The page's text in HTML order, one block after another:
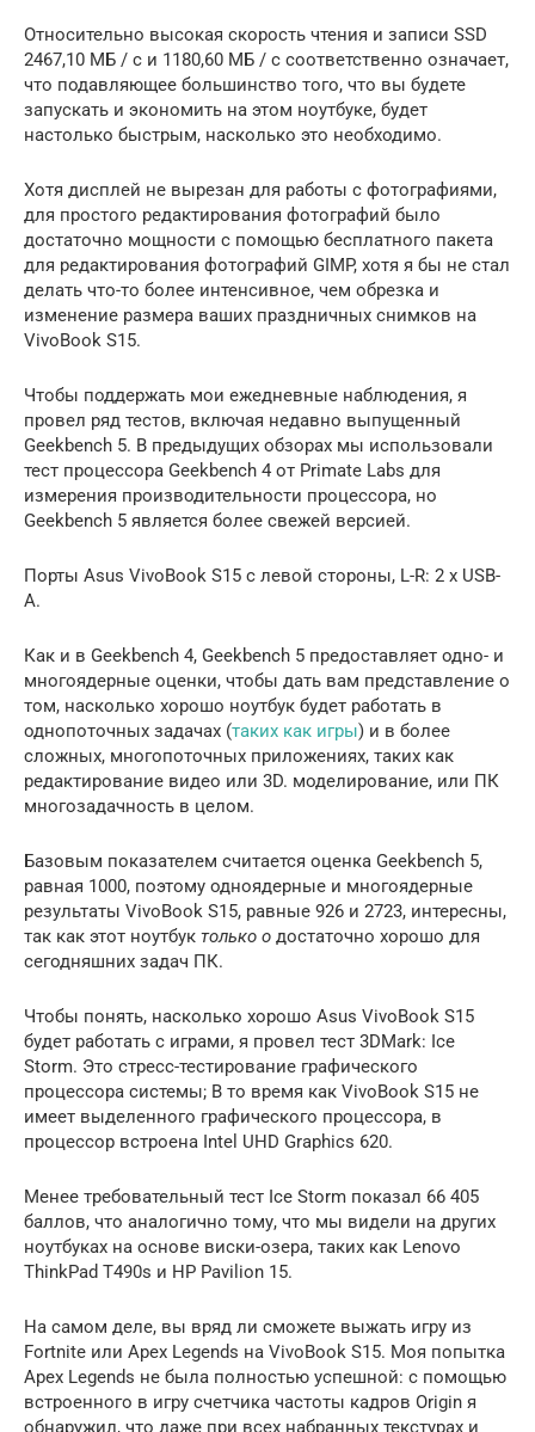
Относительно высокая скорость чтения и записи SSD
2467,10 МБ / с и 1180,60 МБ / с соответственно означает,
что подавляющее большинство того, что вы будете
запускать и экономить на этом ноутбуке, будет
настолько быстрым, насколько это необходимо.
Хотя дисплей не вырезан для работы с фотографиями,
для простого редактирования фотографий было
достаточно мощности с помощью бесплатного пакета
для редактирования фотографий GIMP, хотя я бы не стал
делать что-то более интенсивное, чем обрезка и
изменение размера ваших праздничных снимков на
VivoBook S15.
Чтобы поддержать мои ежедневные наблюдения, я
провел ряд тестов, включая недавно выпущенный
Geekbench 5. В предыдущих обзорах мы использовали
тест процессора Geekbench 4 от Primate Labs для
измерения производительности процессора, но
Geekbench 5 является более свежей версией.
Порты Asus VivoBook S15 с левой стороны, L-R: 2 x USB-
A.
Как и в Geekbench 4, Geekbench 5 предоставляет одно- и
многоядерные оценки, чтобы дать вам представление о
том, насколько хорошо ноутбук будет работать в
однопоточных задачах (таких как игры) и в более
сложных, многопоточных приложениях, таких как
редактирование видео или 3D. моделирование, или ПК
многозадачность в целом.
Базовым показателем считается оценка Geekbench 5,
равная 1000, поэтому одноядерные и многоядерные
результаты VivoBook S15, равные 926 и 2723, интересны,
так как этот ноутбук только о достаточно хорошо для
сегодняшних задач ПК.
Чтобы понять, насколько хорошо Asus VivoBook S15
будет работать с играми, я провел тест 3DMark: Ice
Storm. Это стресс-тестирование графического
процессора системы; В то время как VivoBook S15 не
имеет выделенного графического процессора, в
процессор встроена Intel UHD Graphics 620.
Менее требовательный тест Ice Storm показал 66 405
баллов, что аналогично тому, что мы видели на других
ноутбуках на основе виски-озера, таких как Lenovo
ThinkPad T490s и HP Pavilion 15.
На самом деле, вы вряд ли сможете выжать игру из
Fortnite или Apex Legends на VivoBook S15. Моя попытка
Apex Legends не была полностью успешной: с помощью
встроенного в игру счетчика частоты кадров Origin я
обнаружил, что даже при всех набранных текстурах и